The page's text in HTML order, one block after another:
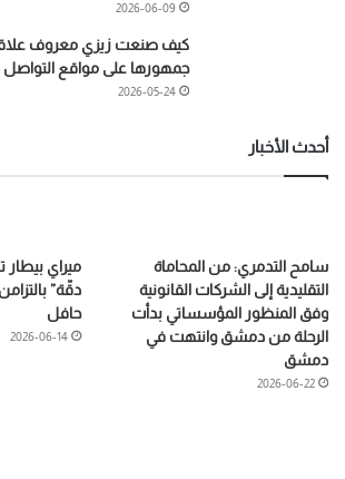
2026-06-09
كيف صنعت زيزي معروف
جمهورها على مواقع التواصل
2026-05-24
أحدث الأخبار
سامح التدمري: من المحاماة
التقليدية إلى الشركات القانونية
وفق المنظور المؤسساتي بدأت
الرحلة من دمشق وانتهت في
دمشق
2026-06-22
ميراي بيطار
دقّة”
حافل
2026-06-14